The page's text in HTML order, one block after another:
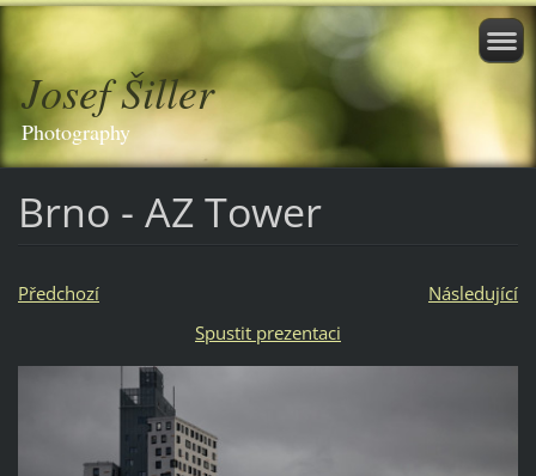
Josef Šiller
Photography
Brno - AZ Tower
Předchozí
Následující
Spustit prezentaci